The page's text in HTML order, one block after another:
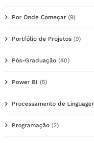
Por Onde Começar (9)
Portfólio de Projetos (9)
Pós-Graduação (40)
Power BI (5)
Processamento de
Programação (2)